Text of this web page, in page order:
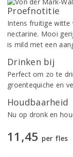
Proefnotitie
Intens fruitige witte
nectarine. Mooi
is mild met een
Drinken bij
Perfect om zo te
groentequiche en
Houdbaarheid
Nu op dronk en
11,45 per fles